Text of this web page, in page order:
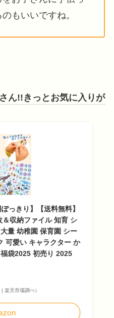
もいいですね。
ん!!きっとお気に入りが
っきり】【送料無料】
収納ファイル 知育 シ
量 幼稚園 保育園 シー
可愛い キャラクター か
袋2025 初売り 2025
楽天市場調べ）